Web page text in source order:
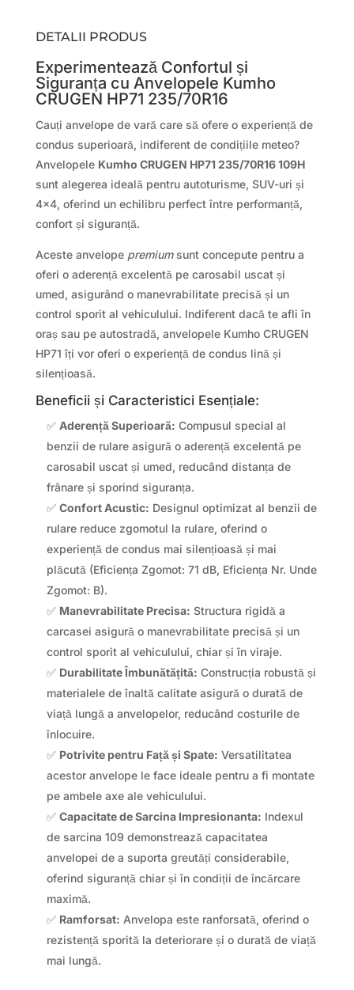
DETALII PRODUS
Experimentează Confortul și
Siguranța cu Anvelopele Kumho
CRUGEN HP71 235/70R16
Cauți anvelope de vară care să ofere o experiență de
condus superioară, indiferent de condițiile meteo?
Anvelopele Kumho CRUGEN HP71 235/70R16 109H
sunt alegerea ideală pentru autoturisme, SUV-uri și
4×4, oferind un echilibru perfect între performanță,
confort și siguranță.
Aceste anvelope premiumsunt concepute pentru a
oferi o aderență excelentă pe carosabil uscat și
umed, asigurând o manevrabilitate precisă și un
control sporit al vehiculului. Indiferent dacă te afli în
oraș sau pe autostradă, anvelopele Kumho CRUGEN
HP71 îți vor oferi o experiență de condus lină și
silențioasă.
Beneficii și Caracteristici Esențiale:
✅ Aderență Superioară: Compusul special al
benzii de rulare asigură o aderență excelentă pe
carosabil uscat și umed, reducând distanța de
frânare și sporind siguranța.
✅ Confort Acustic: Designul optimizat al benzii de
rulare reduce zgomotul la rulare, oferind o
experiență de condus mai silențioasă și mai
plăcută (Eficiența Zgomot: 71 dB, Eficiența Nr. Unde
Zgomot: B).
✅ Manevrabilitate Precisa: Structura rigidă a
carcasei asigură o manevrabilitate precisă și un
control sporit al vehiculului, chiar și în viraje.
✅ Durabilitate Îmbunătățită: Construcția robustă și
materialele de înaltă calitate asigură o durată de
viață lungă a anvelopelor, reducând costurile de
înlocuire.
✅ Potrivite pentru Față și Spate: Versatilitatea
acestor anvelope le face ideale pentru a fi montate
pe ambele axe ale vehiculului.
✅ Capacitate de Sarcina Impresionanta: Indexul
de sarcina 109 demonstrează capacitatea
anvelopei de a suporta greutăți considerabile,
oferind siguranță chiar și în condiții de încărcare
maximă.
✅ Ramforsat: Anvelopa este ranforsată, oferind o
rezistență sporită la deteriorare și o durată de viață
mai lungă.